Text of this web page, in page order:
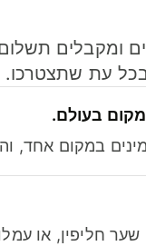
עת שתצטרכו.
בעולם.
במקום אחד,
שער חליפין, או